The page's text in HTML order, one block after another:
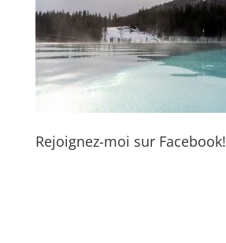
Rejoignez-moi sur Facebook!